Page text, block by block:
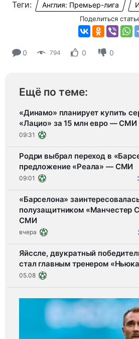
Теги: Англия: Премьер-лига
Поделиться
0 794 0 0
Ещё по теме:
«Динамо» планирует купить
«Лацио» за 15 млн евро — СМИ
09:31
Родри выбрал переход в
предложение «Реала» — СМИ
09:01
«Барселона»
полузащитником «Манчестер
СМИ
вчера
Яйссле, двукратный
стал главным тренером
05.08